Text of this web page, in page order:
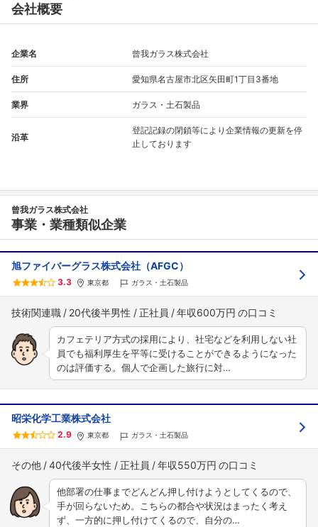
会社概要
企業名 曾我ガラス株式会社
住所 愛知県名古屋市北区矢田町1丁目3番地
業界 ガラス・土石製品
沿革
登記記録の閉鎖等により企業情報の更新を停
止しております
曾我ガラス株式会社
事業・業種類似企業
旭ファイバーグラス株式会社（AFGC）
3.3 東京都 ガラス・土石製品
技術関連職 20代後半男性 正社員 年収600万円
カフェテリア方式の採用により、社宅などを利用しない社
員でも福利厚生を平等に受けることができるようになった
のは評価する。個人で企画した旅行に対…
昭栄化学工業株式会社
2.9 東京都 ガラス・土石製品
その他 40代後半女性 正社員 年収550万円
他部署の仕事までどんどん押し付けようとしてくるので、
手が回らないため。こちらの都合や状況はまったく考え
ず、一方的に押し付けてくるので、自分の…